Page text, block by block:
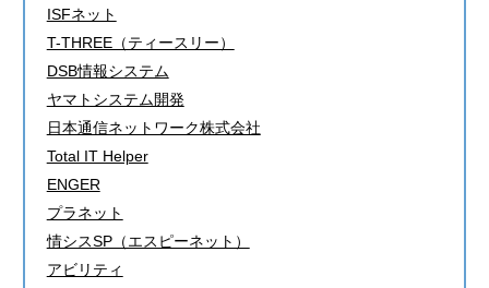
ISFネット
T-THREE（ティースリー）
DSB情報システム
ヤマトシステム開発
日本通信ネットワーク株式会社
Total IT Helper
ENGER
プラネット
情シスSP（エスピーネット）
アビリティ